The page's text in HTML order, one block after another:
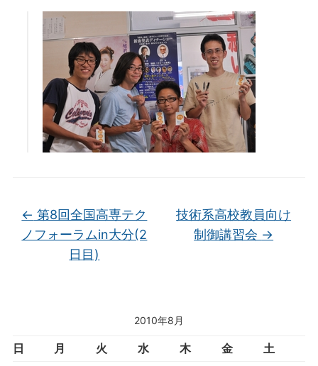
2010年8月
日 月 火 水 木 金
土
← 第8回全国高専テク
ノフォーラムin大分(2
日目)
技術系高校教員向け
制御講習会 →